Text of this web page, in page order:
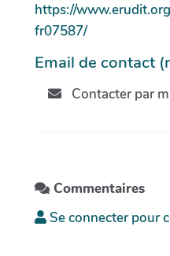
https://
fr07587/
Email de contact
Contacter par
Commentaires
Se connecter pour